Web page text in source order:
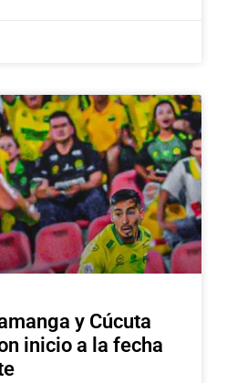
y Cúcuta
inicio a la fecha